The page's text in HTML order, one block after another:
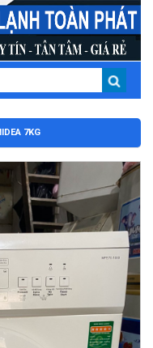
7KG